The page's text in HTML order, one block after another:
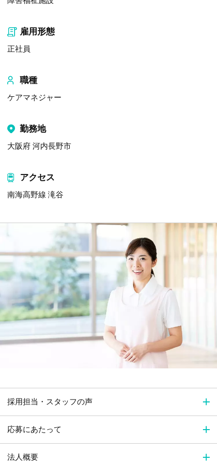
雇用形態
正社員
職種
ケアマネジャー
勤務地
大阪府 河内長野市
アクセス
南海高野線 滝谷
採用担当・スタッフの声
応募にあたって
法人概要